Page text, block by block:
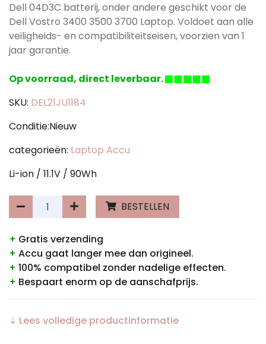
Dell 04D3C batterij, onder andere geschikt voor de
Dell Vostro 3400 3500 3700 Laptop. Voldoet aan alle
veiligheids- en compatibiliteitseisen, voorzien van 1
jaar garantie.
Op voorraad, direct leverbaar.
SKU: DEL21JU1184
Conditie:Nieuw
categorieën: Laptop Accu
Li-ion / 11.1V / 90Wh
BESTELLEN
+ Gratis verzending
+ Accu gaat langer mee dan origineel.
+ 100% compatibel zonder nadelige effecten.
+ Bespaart enorm op de aanschafprijs.
⇣ Lees volledige productinformatie